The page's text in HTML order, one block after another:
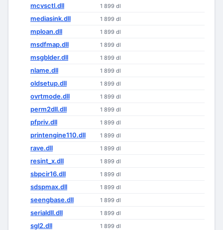
mcvsctl.dll 1 899 dl
mediasink.dll 1 899 dl
mploan.dll 1 899 dl
msdfmap.dll 1 899 dl
msgblder.dll 1 899 dl
nlame.dll 1 899 dl
oldsetup.dll 1 899 dl
ovrtmode.dll 1 899 dl
perm2dll.dll 1 899 dl
pfpriv.dll 1 899 dl
printengine110.dll 1 899 dl
rave.dll 1 899 dl
resint_x.dll 1 899 dl
sbpcir16.dll 1 899 dl
sdspmax.dll 1 899 dl
seengbase.dll 1 899 dl
serialdll.dll 1 899 dl
sgl2.dll 1 899 dl